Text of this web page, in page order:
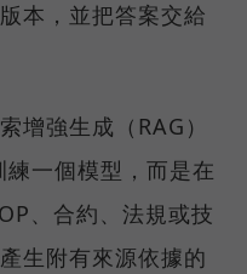
本，並把答案交給
增強生成（RAG）
一個模型，而是在
、合約、法規或技
生附有來源依據的